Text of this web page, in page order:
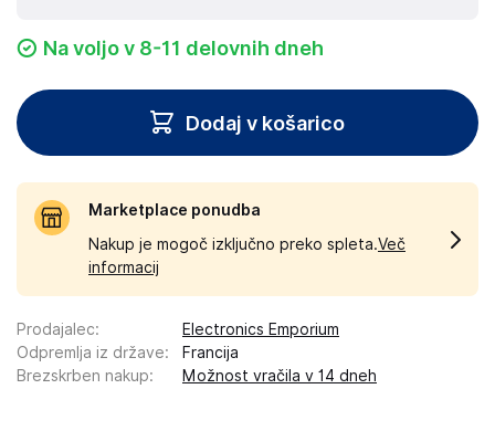
Na voljo v 8-11 delovnih dneh
Dodaj v košarico
Marketplace ponudba
Nakup je mogoč izključno preko spleta.Več
informacij
Prodajalec:
Electronics Emporium
Odpremlja iz države:
Francija
Brezskrben nakup: Možnost vračila v 14 dneh